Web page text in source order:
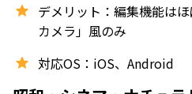
デメリット：編集機能は
カメラ」風のみ
対応OS：iOS、Android